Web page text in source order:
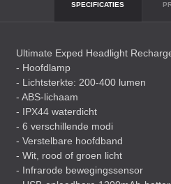
SPECIFICATIES
Ultimate Exped Headlight
- Hoofdlamp
- Lichtsterkte: 200-400 lumen
- ABS-lichaam
- IPX44 waterdicht
- 6 verschillende modi
- Verstelbare hoofdband
- Wit, rood of groen licht
- Infrarode bewegingssensor